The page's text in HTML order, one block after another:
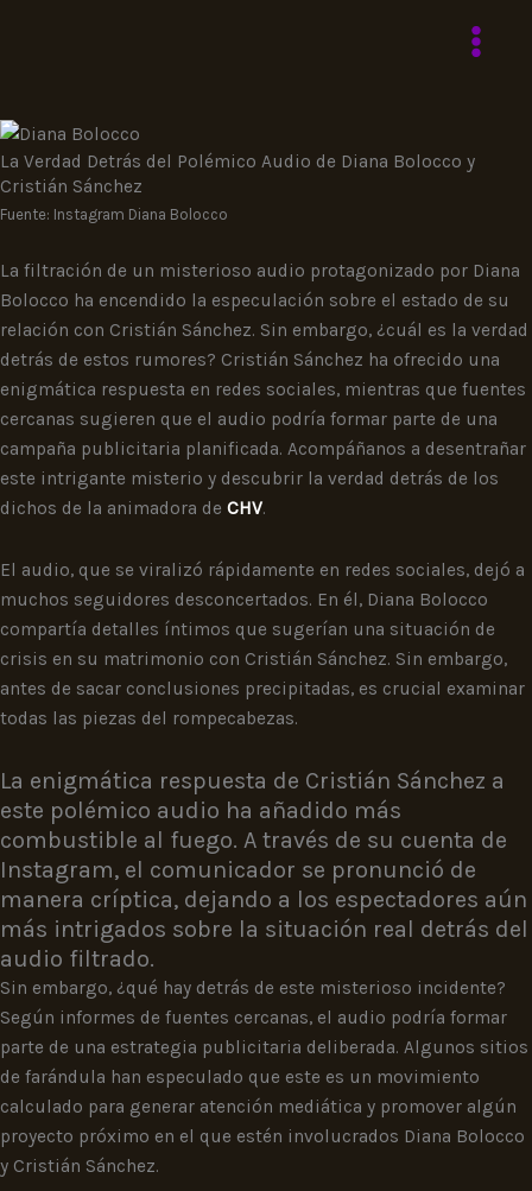
La Verdad Detrás del Polémico Audio de Diana Bolocco y
Cristián Sánchez
Fuente: Instagram Diana Bolocco
La filtración de un misterioso audio protagonizado por Diana
Bolocco ha encendido la especulación sobre el estado de su
relación con Cristián Sánchez. Sin embargo, ¿cuál es la verdad
detrás de estos rumores? Cristián Sánchez ha ofrecido una
enigmática respuesta en redes sociales, mientras que fuentes
cercanas sugieren que el audio podría formar parte de una
campaña publicitaria planificada. Acompáñanos a desentrañar
este intrigante misterio y descubrir la verdad detrás de los
dichos de la animadora de CHV.
El audio, que se viralizó rápidamente en redes sociales, dejó a
muchos seguidores desconcertados. En él, Diana Bolocco
compartía detalles íntimos que sugerían una situación de
crisis en su matrimonio con Cristián Sánchez. Sin embargo,
antes de sacar conclusiones precipitadas, es crucial examinar
todas las piezas del rompecabezas.
La enigmática respuesta de Cristián Sánchez a
este polémico audio ha añadido más
combustible al fuego. A través de su cuenta de
Instagram, el comunicador se pronunció de
manera críptica, dejando a los espectadores aún
más intrigados sobre la situación real detrás del
audio filtrado.
Sin embargo, ¿qué hay detrás de este misterioso incidente?
Según informes de fuentes cercanas, el audio podría formar
parte de una estrategia publicitaria deliberada. Algunos sitios
de farándula han especulado que este es un movimiento
calculado para generar atención mediática y promover algún
proyecto próximo en el que estén involucrados Diana Bolocco
y Cristián Sánchez.